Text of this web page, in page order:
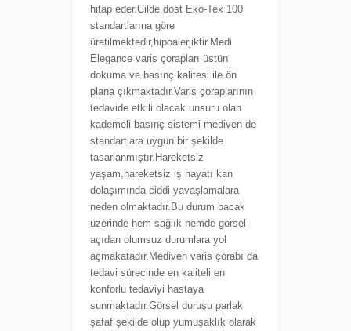
hitap eder. Cilde dost Eko-Tex 100
standartlarına göre
üretilmektedir,hipoalerjiktir. Medi
Elegance varis çorapları üstün
dokuma ve basınç kalitesi ile ön
plana çıkmaktadır.Varis çoraplarının
tedavide etkili olacak unsuru olan
kademeli basınç sistemi mediven de
standartlara uygun bir şekilde
tasarlanmıştır.Hareketsiz
yaşam,hareketsiz iş hayatı kan
dolaşımında ciddi yavaşlamalara
neden olmaktadır.Bu durum bacak
üzerinde hem sağlık hemde görsel
açıdan olumsuz durumlara yol
açmakatadır.Mediven varis çorabı da
tedavi sürecinde en kaliteli en
konforlu tedaviyi hastaya
sunmaktadır.Görsel duruşu parlak
şafaf şekilde olup yumuşaklık olarak